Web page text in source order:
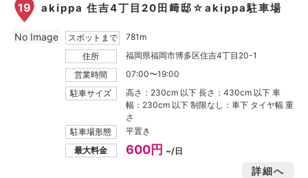
19 akippa 住吉4丁目20田﨑邸☆akippa駐車場
スポットまで
781m
住所
福岡県福岡市博多区住吉4丁目20-1
営業時間
07:00〜19:00
駐車サイズ
高さ：230cm 以下 長さ：430cm 以下 車
幅：230cm 以下 制限なし：車下 タイヤ幅 重
さ
駐車場形態
平置き
最大料金
600円 ~/日
詳細へ
No Image